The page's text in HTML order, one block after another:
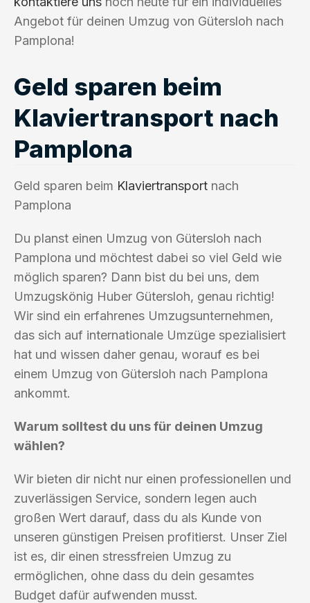
Angebot für deinen Umzug von Gütersloh nach
Pamplona!
Geld sparen beim
Klaviertransport nach
Pamplona
Geld sparen beim Klaviertransport nach
Pamplona
Du planst einen Umzug von Gütersloh nach
Pamplona und möchtest dabei so viel Geld wie
möglich sparen? Dann bist du bei uns, dem
Umzugskönig Huber Gütersloh, genau richtig!
Wir sind ein erfahrenes Umzugsunternehmen,
das sich auf internationale Umzüge spezialisiert
hat und wissen daher genau, worauf es bei
einem Umzug von Gütersloh nach Pamplona
ankommt.
Warum solltest du uns für deinen Umzug
wählen?
Wir bieten dir nicht nur einen professionellen und
zuverlässigen Service, sondern legen auch
großen Wert darauf, dass du als Kunde von
unseren günstigen Preisen profitierst. Unser Ziel
ist es, dir einen stressfreien Umzug zu
ermöglichen, ohne dass du dein gesamtes
Budget dafür aufwenden musst.